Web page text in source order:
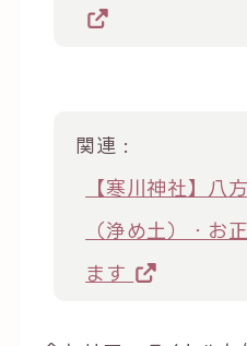
関連 :
【寒川神社】
（浄め土）・お
ます